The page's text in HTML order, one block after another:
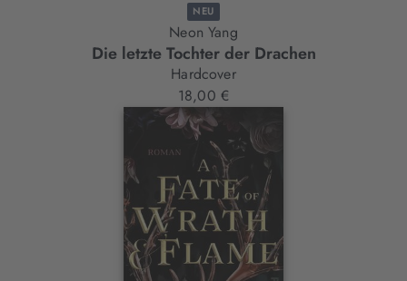
NEU
Neon Yang
Die letzte Tochter der Drachen
Hardcover
18,00 €